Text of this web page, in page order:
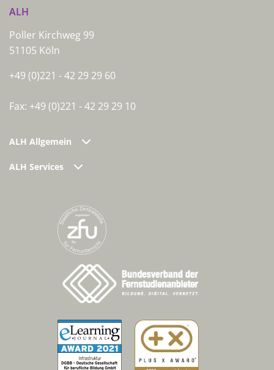
ALH
Poller Kirchweg 99
51105 Köln
+49 (0)221 - 42 29 29 60
Fax: +49 (0)221 - 42 29 29 10
ALH Allgemein
ALH Services